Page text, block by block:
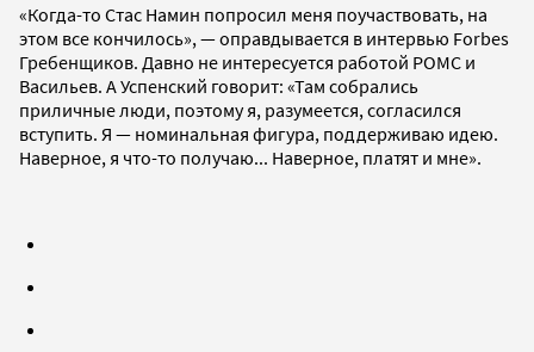
«Когда-то Стас Намин попросил меня поучаствовать, на
этом все кончилось», — оправдывается в интервью Forbes
Гребенщиков. Давно не интересуется работой РОМС и
Васильев. А Успенский говорит: «Там собрались
приличные люди, поэтому я, разумеется, согласился
вступить. Я — номинальная фигура, поддерживаю идею.
Наверное, я что-то получаю... Наверное, платят и мне».